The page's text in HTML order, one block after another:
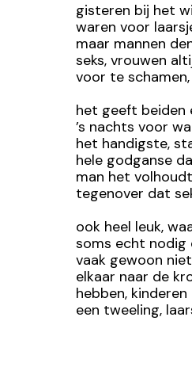
gisteren bij het
waren voor
maar mannen
seks, vrouwen
voor te
het geeft beiden
’s nachts voor
het handigste,
hele godganse
man het
tegenover dat
ook heel leuk,
soms echt nodig
vaak gewoon
elkaar naar de
hebben,
een tweeling,